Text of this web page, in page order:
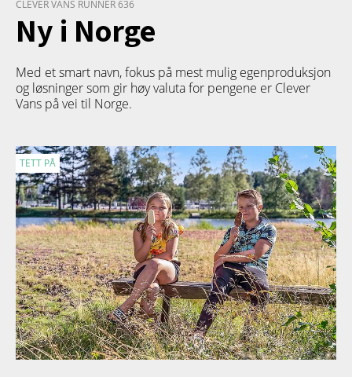
CLEVER VANS RUNNER 636
Ny i Norge
Med et smart navn, fokus på mest mulig egenproduksjon
og løsninger som gir høy valuta for pengene er Clever
Vans på vei til Norge.
TETT PÅ